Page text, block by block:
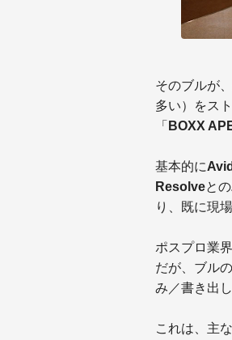
そのブルが
多い）をス
「 BOXX
基本的に
Resolveと
り、既に現
ポスプロ業
だが、ブル
み／書き出
これは、主